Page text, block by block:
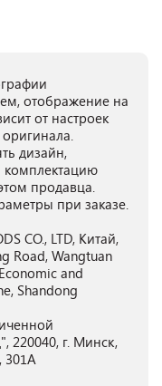
отображение на
от настроек
дизайн,
комплектацию
продавца.
при заказе.
CO., LTD, Китай,
Road, Wangtuan
and
Shandong
220040, г. Минск,
301А